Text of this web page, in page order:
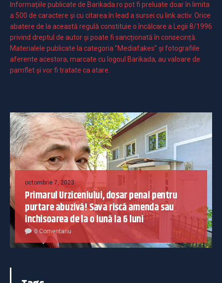
Informaţiile publicate de Barikada.ro pot fi preluate doar în limita
a 500 de caractere şi cu citarea în lead a sursei cu link activ. Orice
abatere de la această regulă constituie o încălcare a Legii 8/1996
privind dreptul de autor și poate fi sancționată în consecință.
Materialele publicate la categoria ”Mediafakes” și fotografiile
aferente acestora, marcate cu logoul Barikada, au valoare de
pamflet și vor fi tratate ca atare.
octombrie 7, 2023
Primarul Urziceniului, dosar penal pentru
purtare abuzivă! Sava riscă amenda sau
închisoarea de la o lună la 6 luni
0 Comentariu